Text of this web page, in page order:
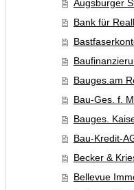
Augsburger
Bank für
Bauges.am
Bau-Ges. f.
Bauges.
Bau-Kredit-
Becker &
Bellevue